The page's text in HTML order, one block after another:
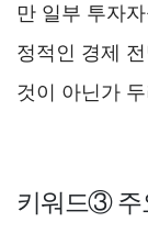
만 일부 투자
정적인 경제
것이 아닌가
키워드③ 주